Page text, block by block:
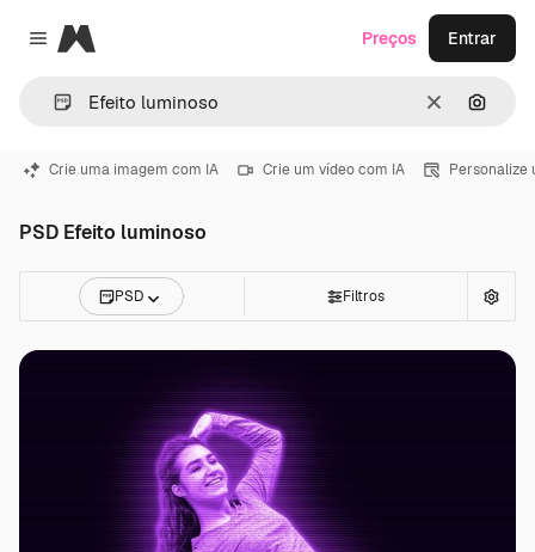
Close menu
Magnific
Limpar
Preços Entrar
Crie uma imagem com IA Crie um vídeo com IA Personalize
PSD Efeito luminoso
PSD Filtros